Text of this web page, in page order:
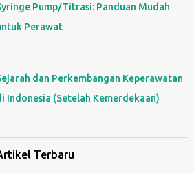
Pump/Titrasi: Panduan Mudah
Perawat
dan Perkembangan Keperawatan
Indonesia (Setelah Kemerdekaan)
Terbaru